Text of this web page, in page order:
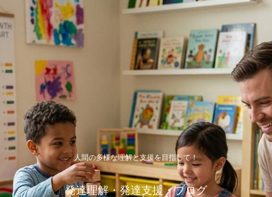
人間の多様な理解と支援を目指して！
発達理解・発達支援・ブログ